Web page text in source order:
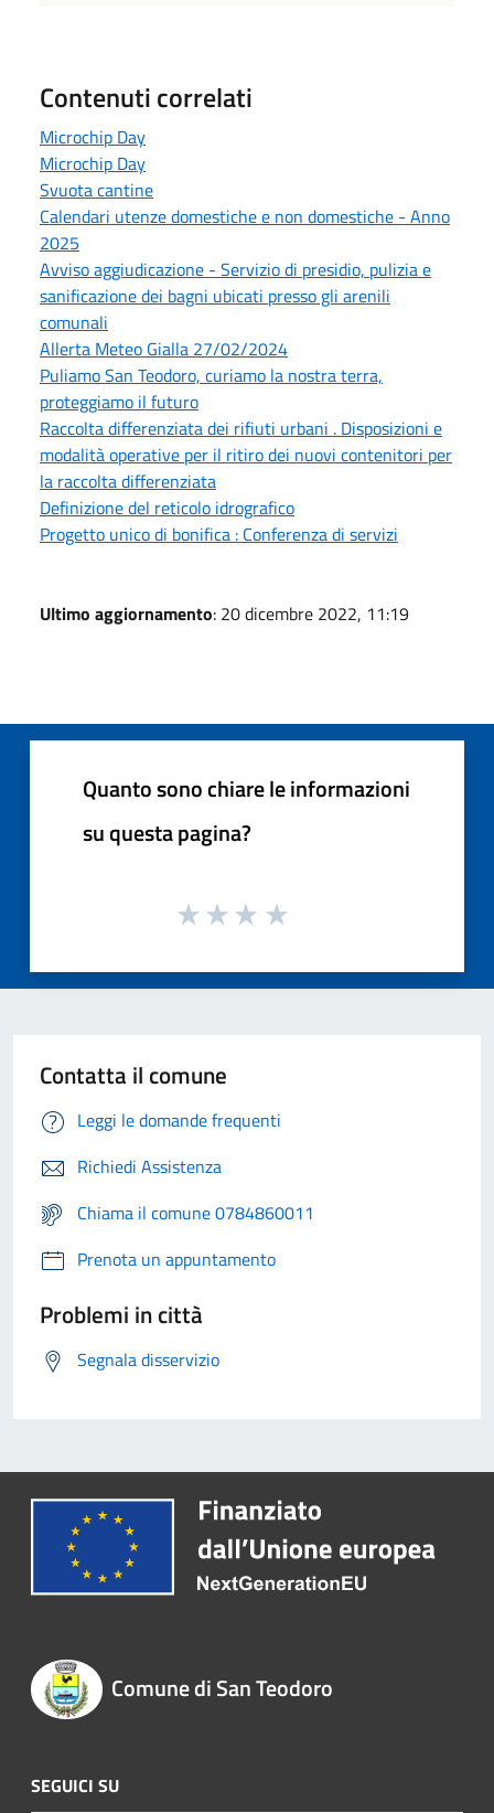
Contenuti correlati
Microchip Day
Microchip Day
Svuota cantine
Calendari utenze domestiche e non domestiche - Anno
2025
Avviso aggiudicazione - Servizio di presidio, pulizia e
sanificazione dei bagni ubicati presso gli arenili
comunali
Allerta Meteo Gialla 27/02/2024
Puliamo San Teodoro, curiamo la nostra terra,
proteggiamo il futuro
Raccolta differenziata dei rifiuti urbani . Disposizioni e
modalità operative per il ritiro dei nuovi contenitori per
la raccolta differenziata
Definizione del reticolo idrografico
Progetto unico di bonifica : Conferenza di servizi
Ultimo aggiornamento: 20 dicembre 2022, 11:19
Quanto sono chiare le informazioni
su questa pagina?
Contatta il comune
Leggi le domande frequenti
Richiedi Assistenza
Chiama il comune 0784860011
Prenota un appuntamento
Problemi in città
Segnala disservizio
Comune di San Teodoro
SEGUICI SU